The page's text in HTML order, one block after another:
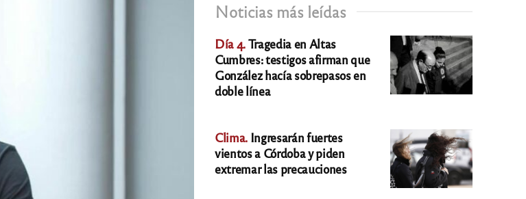
Noticias más leídas
Día 4.Tragedia en Altas
Cumbres: testigos afirman que
González hacía sobrepasos en
doble línea
Clima. Ingresarán fuertes
vientos a Córdoba y piden
extremar las precauciones